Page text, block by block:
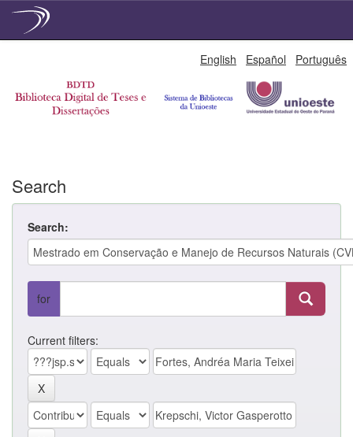
English Español Português
Search
Search:
for
Current filters: